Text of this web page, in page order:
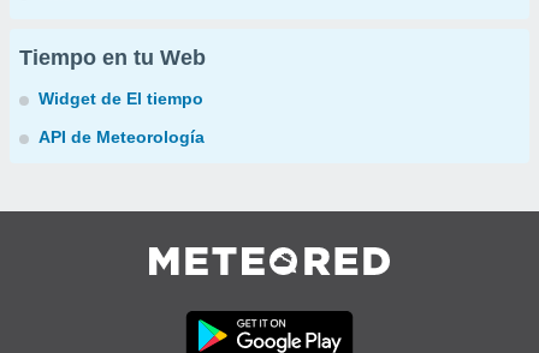
Tiempo en tu Web
Widget de El tiempo
API de Meteorología